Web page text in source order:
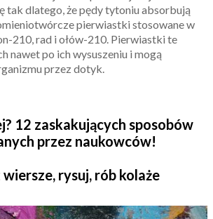
tak dlatego, że pędy tytoniu absorbują
pierwiastki stosowane w
210, rad i ołów-210. Pierwiastki te
nawet po ich wysuszeniu i mogą
przez dotyk.
12 zaskakujących sposobów
przez naukowców!
wiersze, rysuj, rób kolaże